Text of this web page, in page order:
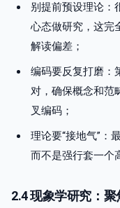
别提前预设理论：
心态做研究，这完
解读偏差；
编码要反复打磨：
对，确保概念和范
叉编码；
理论要“接地气”：
而不是强行套一个
2.4 现象学研究：聚